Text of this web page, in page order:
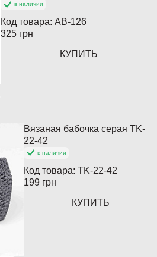
в наличии
Код товара: AB-126
325 грн
КУПИТЬ
Вязаная бабочка серая TK-
22-42
в наличии
Код товара:TK-22-42
199 грн
КУПИТЬ